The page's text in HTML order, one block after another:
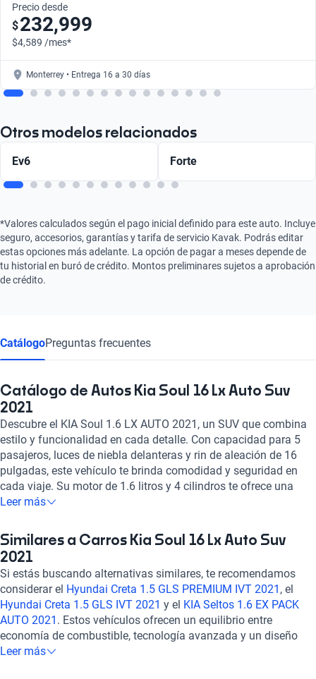
Precio desde
$232,999
$4,589 /mes*
Monterrey • Entrega 16 a 30 días
Otros modelos relacionados
Ev6 Forte
*Valores calculados según el pago inicial definido para este auto. Incluye
seguro, accesorios, garantías y tarifa de servicio Kavak. Podrás editar
estas opciones más adelante. La opción de pagar a meses depende de
tu historial en buró de crédito. Montos preliminares sujetos a aprobación
de crédito.
CatálogoPreguntas frecuentes
Catálogo de Autos Kia Soul 16 Lx Auto Suv
2021
Descubre el KIA Soul 1.6 LX AUTO 2021, un SUV que combina
estilo y funcionalidad en cada detalle. Con capacidad para 5
pasajeros, luces de niebla delanteras y rin de aleación de 16
pulgadas, este vehículo te brinda comodidad y seguridad en
cada viaje. Su motor de 1.6 litros y 4 cilindros te ofrece una
potencia estimada de 121 caballos de fuerza, mientras que su
garantizan un manejo suave y eficiente. Equipado con
tecnología de punta, como pantalla táctil, Bluetooth, Apple
CarPlay y Android Auto, el KIA Soul te mantiene conectado en
todo momento. Además, con 6 airbags, frenos ABS y asistencia
de frenado, tu seguridad es nuestra prioridad. Experimenta la
combinación perfecta entre potencia, confort y seguridad con el
KIA Soul 1.6 LX AUTO 2021. ¡Hazlo tuyo y vive la experiencia
Kavak!
Leer más
Similares a Carros Kia Soul 16 Lx Auto Suv
2021
Si estás buscando alternativas similares, te recomendamos
considerar el Hyundai Creta 1.5 GLS PREMIUM IVT 2021 , el
Hyundai Creta 1.5 GLS IVT 2021 y el KIA Seltos 1.6 EX PACK
AUTO 2021 . Estos vehículos ofrecen un equilibrio entre
economía de combustible, tecnología avanzada y un diseño
moderno, brindando una experiencia de conducción confiable y
Leer más